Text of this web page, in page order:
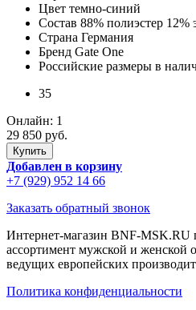
Цвет темно-синий
Состав 88% полиэстер 12%
Страна Германия
Бренд Gate One
Российские размеры в
35
Онлайн: 1
29 850 руб.
Добавлен в корзину
+7 (929) 952 14 66
Заказать обратный звонок
Интернет-магазин BNF-MSK.RU
ассортимент мужской и женской
ведущих европейских
Политика конфиденциальности